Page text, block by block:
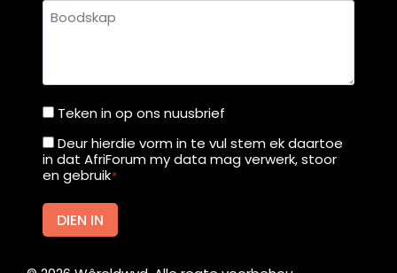
Boodskap
Teken
in
op
ons
nuusbrief
Teken in op ons nuusbrief
Deur
hierdie
te
vul
Deur hierdie vorm in te vul stem ek daartoe
in dat AfriForum my data mag verwerk, stoor
en gebruik*
DIEN IN